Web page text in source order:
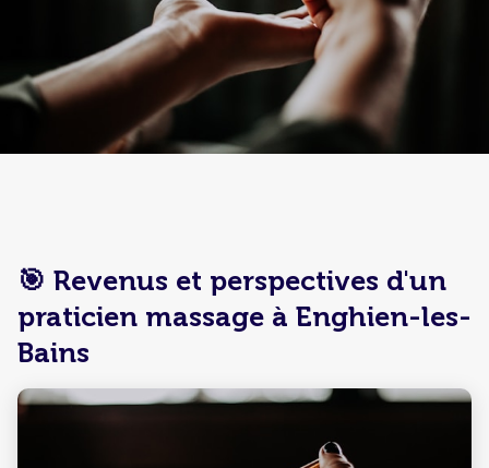
🎯 Revenus et perspectives d'un
praticien massage à Enghien-les-
Bains